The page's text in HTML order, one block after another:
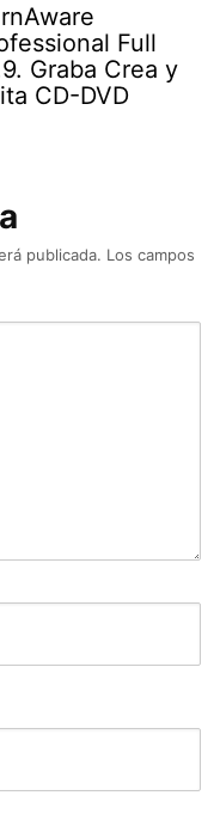
Full
Graba Crea y
CD-DVD
publicada. Los campos